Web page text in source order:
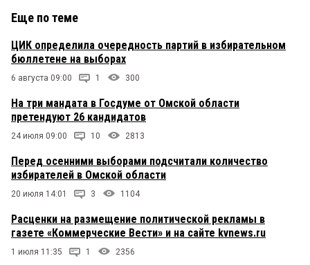
Еще по теме
ЦИК определила очередность партий в избирательном
бюллетене на выборах
6 августа 09:00 1 300
На три мандата в Госдуме от Омской области
претендуют 26 кандидатов
24 июля 09:00 10 2813
Перед осенними выборами подсчитали количество
избирателей в Омской области
20 июля 14:01 3 1104
Расценки на размещение политической рекламы в
газете «Коммерческие Вести» и на сайте kvnews.ru
1 июля 11:35 1 2356